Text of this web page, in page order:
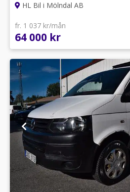
HL Bil i Mölndal AB
fr. 1 037 kr/mån
64 000 kr
1